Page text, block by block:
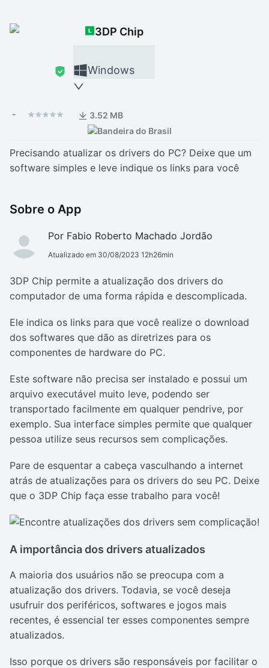
3DP Chip
Windows
- 3.52 MB
Precisando atualizar os drivers do PC? Deixe que um
software simples e leve indique os links para você
Sobre o App
Por Fabio Roberto Machado Jordão
Atualizado em 30/08/2023 12h26min
3DP Chip permite a atualização dos drivers do
computador de uma forma rápida e descomplicada.
Ele indica os links para que você realize o download
dos softwares que dão as diretrizes para os
componentes de hardware do PC.
Este software não precisa ser instalado e possui um
arquivo executável muito leve, podendo ser
transportado facilmente em qualquer pendrive, por
exemplo. Sua interface simples permite que qualquer
pessoa utilize seus recursos sem complicações.
Pare de esquentar a cabeça vasculhando a internet
atrás de atualizações para os drivers do seu PC. Deixe
que o 3DP Chip faça esse trabalho para você!
A importância dos drivers atualizados
A maioria dos usuários não se preocupa com a
atualização dos drivers. Todavia, se você deseja
usufruir dos periféricos, softwares e jogos mais
recentes, é essencial ter esses componentes sempre
atualizados.
Isso porque os drivers são responsáveis por facilitar o